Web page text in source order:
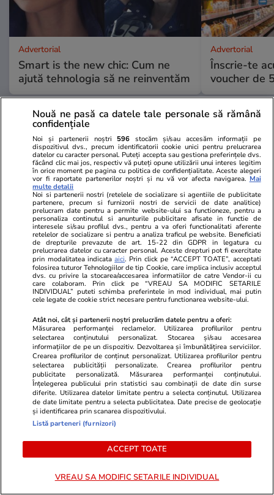
Advertorial
Smart is the new chic: Cum ne
ajută tehnologia să ne reinventăm
Advertorial
Înscrie-te
voucher de
PARTENERI
Wowbiz.ro
Dragostea plutește la propriu pe
transformat marea într-o scenă
de film romantic. Turiștii prezenți
s-au uitat de două ori
Redactia.ro
Universul
care au
POLITIC
Analiză
Politică
Marii câștigători ai legii
salarizării unitare:
parlamentarii. Lefuri mărite în
Nouă ne pasă ca datele tale personale să rămână
confidențiale
Noi și partenerii noștri 596 stocăm și/sau accesăm informații pe
dispozitivul dvs., precum identificatorii cookie unici pentru prelucrarea
datelor cu caracter personal. Puteți accepta sau gestiona preferințele dvs.
făcând clic mai jos, respectiv vă puteți opune utilizării unui interes legitim
în orice moment pe pagina cu politica de confidențialitate. Aceste alegeri
vor fi raportate partenerilor noștri și nu vă vor afecta navigarea. Mai
multe detalii
Noi si partenerii nostri (retelele de socializare si agentiile de publicitate
partenere, precum si furnizorii nostri de servicii de date analitice)
prelucram date pentru a permite website-ului sa functioneze, pentru a
personaliza continutul si anunturile publicitare afisate in functie de
interesele si/sau profilul dvs., pentru a va oferi functionalitati aferente
retelelor de socializare si pentru a analiza traficul pe website. Beneficiati
de drepturile prevazute de art. 15-22 din GDPR in legatura cu
prelucrarea datelor cu caracter personal. Aceste drepturi pot fi exercitate
prin modalitatea indicataaici. Prin click pe “ACCEPT TOATE”, acceptati
folosirea tuturor Tehnologiilor de tip Cookie, care implica inclusiv acceptul
dvs. cu privire la stocarea/accesarea informatiilor de catre Vendor-ii cu
care colaboram. Prin click pe “VREAU SA MODIFIC SETARILE
INDIVIDUAL” puteti schimba preferintele in mod individual, mai putin
cele legate de cookie strict necesare pentru functionarea website-ului.
Atât noi, cât și partenerii noștri prelucrăm datele pentru a oferi:
Măsurarea performanței reclamelor. Utilizarea profilurilor pentru
selectarea conținutului personalizat. Stocarea și/sau accesarea
informațiilor de pe un dispozitiv. Dezvoltarea și îmbunătățirea serviciilor.
Crearea profilurilor de conținut personalizat. Utilizarea profilurilor pentru
selectarea publicității personalizate. Crearea profilurilor pentru
publicitate personalizată. Măsurarea performanței conținutului.
Înțelegerea publicului prin statistici sau combinații de date din surse
diferite. Utilizarea datelor limitate pentru a selecta conținutul. Utilizarea
de date limitate pentru a selecta publicitatea. Date precise de geolocație
și identificarea prin scanarea dispozitivului.
Listă parteneri (furnizori)
ACCEPT TOATE
VREAU SA MODIFIC SETARILE INDIVIDUAL